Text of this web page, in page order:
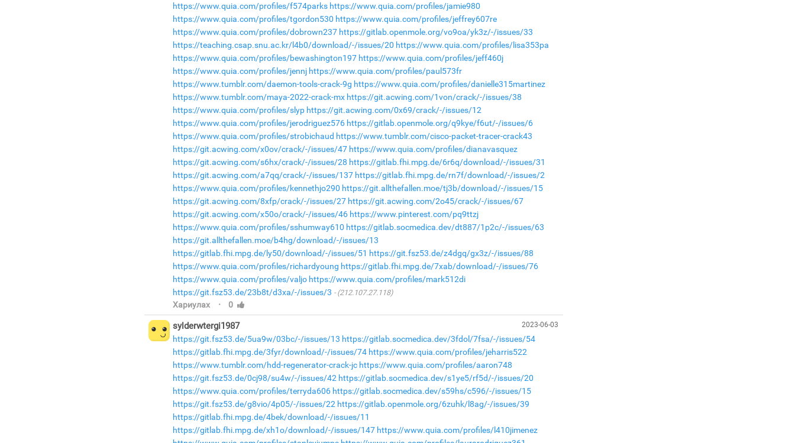
https://www.quia.com/profiles/f574parks https://www.quia.com/profiles/jamie980
https://www.quia.com/profiles/tgordon530 https://www.quia.com/profiles/jeffrey607re
https://www.quia.com/profiles/dobrown237 https://gitlab.openmole.org/vo9oa/yk3z/-/issues/33
https://teaching.csap.snu.ac.kr/l4b0/download/-/issues/20 https://www.quia.com/profiles/lisa353pa
https://www.quia.com/profiles/bewashington197 https://www.quia.com/profiles/jeff460j
https://www.quia.com/profiles/jennj https://www.quia.com/profiles/paul573fr
https://www.tumblr.com/daemon-tools-crack-9g https://www.quia.com/profiles/danielle315martinez
https://www.tumblr.com/maya-2022-crack-mx https://git.acwing.com/1von/crack/-/issues/38
https://www.quia.com/profiles/slyp https://git.acwing.com/0x69/crack/-/issues/12
https://www.quia.com/profiles/jerodriguez576 https://gitlab.openmole.org/q9kye/f6ut/-/issues/6
https://www.quia.com/profiles/strobichaud https://www.tumblr.com/cisco-packet-tracer-crack43
https://git.acwing.com/x0ov/crack/-/issues/47 https://www.quia.com/profiles/dianavasquez
https://git.acwing.com/s6hx/crack/-/issues/28 https://gitlab.fhi.mpg.de/6r6q/download/-/issues/31
https://git.acwing.com/a7qq/crack/-/issues/137 https://gitlab.fhi.mpg.de/rn7f/download/-/issues/2
https://www.quia.com/profiles/kennethjo290 https://git.allthefallen.moe/tj3b/download/-/issues/15
https://git.acwing.com/8xfp/crack/-/issues/27 https://git.acwing.com/2o45/crack/-/issues/67
https://git.acwing.com/x50o/crack/-/issues/46 https://www.pinterest.com/pq9ttzj
https://www.quia.com/profiles/sshumway610 https://gitlab.socmedica.dev/dt887/1p2c/-/issues/63
https://git.allthefallen.moe/b4hg/download/-/issues/13
https://gitlab.fhi.mpg.de/ly50/download/-/issues/51 https://git.fsz53.de/z4dgq/gx3z/-/issues/88
https://www.quia.com/profiles/richardyoung https://gitlab.fhi.mpg.de/7xab/download/-/issues/76
https://www.quia.com/profiles/valjo https://www.quia.com/profiles/mark512di
https://git.fsz53.de/23b8t/d3xa/-/issues/3
(212.107.27.118)
Хариулах · 0
2023-06-03
sylderwtergi1987
https://git.fsz53.de/5ua9w/03bc/-/issues/13 https://gitlab.socmedica.dev/3fdol/7fsa/-/issues/54
https://gitlab.fhi.mpg.de/3fyr/download/-/issues/74 https://www.quia.com/profiles/jeharris522
https://www.tumblr.com/hdd-regenerator-crack-jc https://www.quia.com/profiles/aaron748
https://git.fsz53.de/0cj98/su4w/-/issues/42 https://gitlab.socmedica.dev/s1ye5/rf5d/-/issues/20
https://www.quia.com/profiles/terryda606 https://gitlab.socmedica.dev/s59hs/c596/-/issues/15
https://git.fsz53.de/g8vio/4p05/-/issues/22 https://gitlab.openmole.org/6zuhk/l8ag/-/issues/39
https://gitlab.fhi.mpg.de/4bek/download/-/issues/11
https://gitlab.fhi.mpg.de/xh1o/download/-/issues/147 https://www.quia.com/profiles/l410jimenez